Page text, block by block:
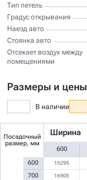
Тип петель
Градус открывания
Наезд авто
Стоянка авто
Отсекает воздух между
помещениями
Размеры и цены
В наличии
Посадочный
размер, мм
Ширина
600
600
700
15295
16905